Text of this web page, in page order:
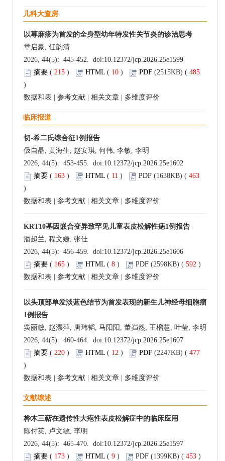
儿科大查房
以荨麻疹为首发的全身型幼年特发性关节炎的诊治思考
章启豪, 任韵清
2026, 44(5): 445-452. doi:10.12372/jcp.2026.25e1599
摘要 ( 215 ) HTML ( 10 ) PDF (2515KB) ( 485
)
数据和表
参考文献 相关文章 多维度评价
临床报道
切-希二氏综合征1例报告
伋自晶, 黄海生, 赵安琪, 何伟, 李敏, 李明
2026, 44(5): 453-455. doi:10.12372/jcp.2026.25e1602
摘要 ( 163 ) HTML ( 11 ) PDF (1638KB) ( 463
)
数据和表
参考文献 相关文章 多维度评价
KRT10基因嵌合变异致罕见儿童表皮松解性痣1例报告
潘超兰, 程文婕, 张佳
2026, 44(5): 456-459. doi:10.12372/jcp.2026.25e1606
摘要 ( 165 ) HTML ( 8 ) PDF (2598KB) ( 592 )
数据和表
参考文献 相关文章 多维度评价
以头顶部单发淡蓝色结节为首发表现的新生儿神经母细胞瘤
1例报告
窦丽敏, 赵漂萍, 唐玮韬, 马阳阳, 董岿然, 王榴慧, 叶莹, 李明
2026, 44(5): 460-464. doi:10.12372/jcp.2026.25e1607
摘要 ( 220 ) HTML ( 12 ) PDF (2247KB) ( 477
)
数据和表
参考文献 相关文章 多维度评价
文献综述
桦木三萜在遗传性大疱性表皮松解症中的临床应用
陈付英, 卢文敏, 李明
2026, 44(5): 465-470. doi:10.12372/jcp.2026.25e1597
摘要 ( 173 ) HTML ( 9 ) PDF (1399KB) ( 453 )